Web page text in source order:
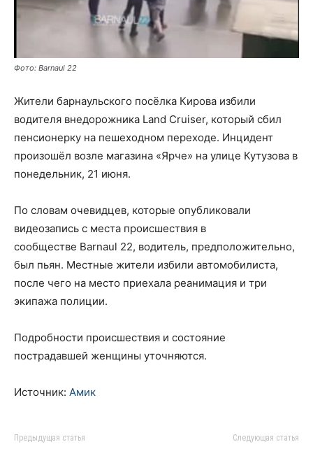
Фото: Barnaul 22
Жители барнаульского посёлка Кирова избили
водителя внедорожника Land Cruiser, который сбил
пенсионерку на пешеходном переходе. Инцидент
произошёл возле магазина «Ярче» на улице Кутузова в
понедельник, 21 июня.
По словам очевидцев, которые опубликовали
видеозапись с места происшествия в
сообществе Barnaul 22, водитель, предположительно,
был пьян. Местные жители избили автомобилиста,
после чего на место приехала реанимация и три
экипажа полиции.
Подробности происшествия и состояние
пострадавшей женщины уточняются.
Источник: Амик
Предыдущая статья Следующая статья